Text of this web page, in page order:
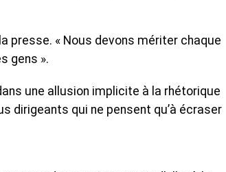
presse. « Nous devons mériter chaque
gens ».
une allusion implicite à la rhétorique
dirigeants qui ne pensent qu’à écraser